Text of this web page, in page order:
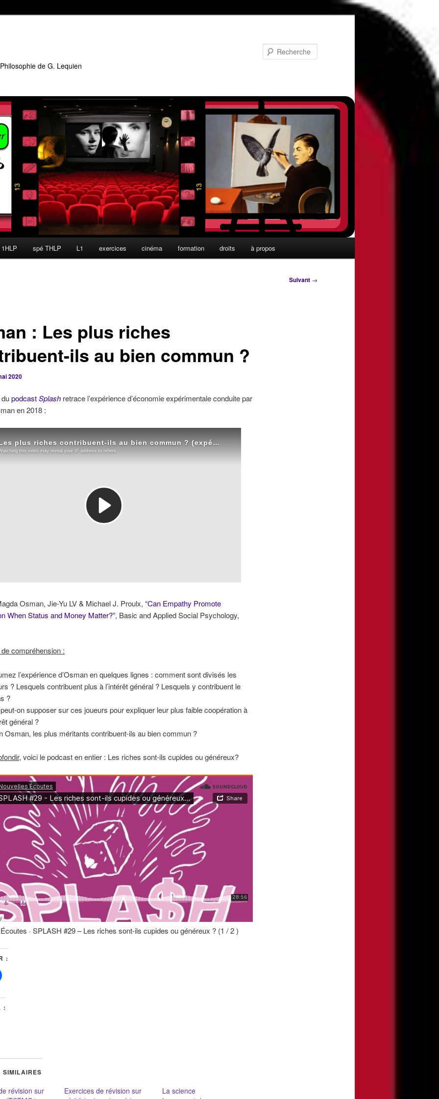
de G. Lequien
spé THLP L1 exercices cinéma formation droits à propos
Suivant →
: Les plus riches
ils au bien commun ?
2020
podcastSplashretrace l’expérience d’économie expérimentale conduite par
en 2018 :
Osman, Jie-Yu LV & Michael J. Proulx, “Can Empathy Promote
When Status and Money Matter?”, Basic and Applied Social Psychology,
compréhension :
l’expérience d’Osman en quelques lignes : comment sont divisés les
? Lesquels contribuent plus à l’intérêt général ? Lesquels y contribuent le
?
on supposer sur ces joueurs pour expliquer leur plus faible coopération à
général ?
Osman, les plus méritants contribuent-ils au bien commun ?
, voici le podcast en entier : Les riches sont-ils cupides ou généreux?
· SPLASH #29 – Les riches sont-ils cupides ou généreux ? (1 / 2 )
:
:
SIMILAIRES
révision sur
Exercices de révision sur
La science